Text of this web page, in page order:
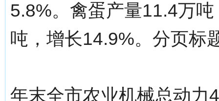
5.8%。禽蛋产量11.4万
吨，增长14.9%。分页标
年末全市农业机械总动力